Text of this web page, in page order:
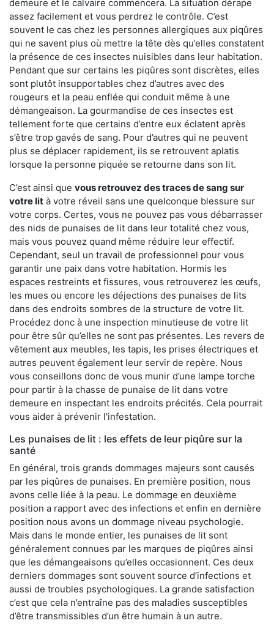
demeure et le calvaire commencera. La situation dérape
assez facilement et vous perdrez le contrôle. C’est
souvent le cas chez les personnes allergiques aux piqûres
qui ne savent plus où mettre la tête dès qu’elles constatent
la présence de ces insectes nuisibles dans leur habitation.
Pendant que sur certains les piqûres sont discrètes, elles
sont plutôt insupportables chez d’autres avec des
rougeurs et la peau enflée qui conduit même à une
démangeaison. La gourmandise de ces insectes est
tellement forte que certains d’entre eux éclatent après
s’être trop gavés de sang. Pour d’autres qui ne peuvent
plus se déplacer rapidement, ils se retrouvent aplatis
lorsque la personne piquée se retourne dans son lit.
C’est ainsi que vous retrouvez des traces de sang sur
votre lit à votre réveil sans une quelconque blessure sur
votre corps. Certes, vous ne pouvez pas vous débarrasser
des nids de punaises de lit dans leur totalité chez vous,
mais vous pouvez quand même réduire leur effectif.
Cependant, seul un travail de professionnel pour vous
garantir une paix dans votre habitation. Hormis les
espaces restreints et fissures, vous retrouverez les œufs,
les mues ou encore les déjections des punaises de lits
dans des endroits sombres de la structure de votre lit.
Procédez donc à une inspection minutieuse de votre lit
pour être sûr qu’elles ne sont pas présentes. Les revers de
vêtement aux meubles, les tapis, les prises électriques et
autres peuvent également leur servir de repère. Nous
vous conseillons donc de vous munir d’une lampe torche
pour partir à la chasse de punaise de lit dans votre
demeure en inspectant les endroits précités. Cela pourrait
vous aider à prévenir l'infestation.
Les punaises de lit : les effets de leur piqûre sur la
santé
En général, trois grands dommages majeurs sont causés
par les piqûres de punaises. En première position, nous
avons celle liée à la peau. Le dommage en deuxième
position a rapport avec des infections et enfin en dernière
position nous avons un dommage niveau psychologie.
Mais dans le monde entier, les punaises de lit sont
généralement connues par les marques de piqûres ainsi
que les démangeaisons qu’elles occasionnent. Ces deux
derniers dommages sont souvent source d’infections et
aussi de troubles psychologiques. La grande satisfaction
c’est que cela n’entraîne pas des maladies susceptibles
d’être transmissibles d’un être humain à un autre.